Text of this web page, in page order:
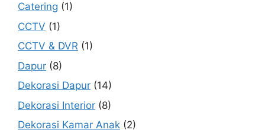
Catering (1)
CCTV (1)
CCTV & DVR (1)
Dapur (8)
Dekorasi Dapur (14)
Dekorasi Interior (8)
Dekorasi Kamar Anak (2)